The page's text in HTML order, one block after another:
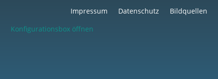
Impressum Datenschutz
Bildquellen
Konfigurationsbox öffnen